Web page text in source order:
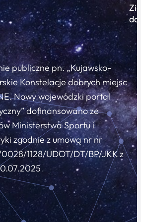
publiczne pn. „Kujawsko-
Konstelacje dobrych miejsc
Nowy wojewódzki portal
dofinansowano ze
Ministerstwa Sportu i
zgodnie z umową nr nr
1128/UDOT/DT/BP/JKK z